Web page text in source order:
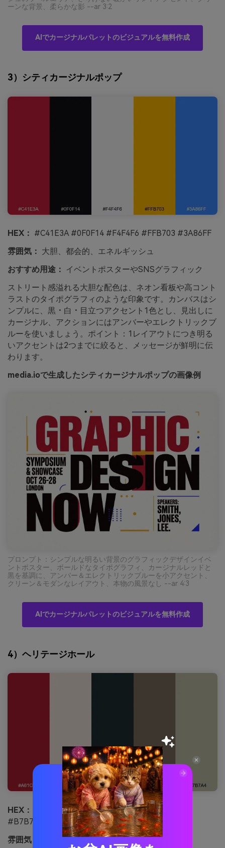
ーンな背景、柔らかな影 --ar 3:2
AIでカージナルパレットのビジュアルを無料作成
3）シティカージナルポップ
HEX： #C41E3A #0F0F14 #F4F4F6 #FFB703 #3A86FF
雰囲気： 大胆、都会的、エネルギッシュ
おすすめ用途：
イベントポスターやSNSグラフィック
ストリート感溢れる大胆な配色は、ネオン看板や高コント
ラストのタイポグラフィのような印象です。カンバスはシ
ンプルに、黒・白・目立つアクセント1色とし、見出しに
カージナル、アクションにはアンバーやエレクトリックブ
ルーを使いましょう。ポイント：1レイアウトにつき明る
いアクセントは2つまでに絞ると、メッセージが鮮明に伝
わります。
media.ioで生成したシティカージナルポップの画像例
プロンプト：シンプルな明るい背景のグラフィックデザインイベ
ントポスター、ボールドなタイポグラフィ、カージナルレッドと
黒を基調に、アンバー＆エレクトリックブルーを小アクセント、
クリーン＆モダンなレイアウト、本物の風景なし --ar 4:3
AIでカージナルパレットのビジュアルを無料作成
4）ヘリテージホール
HEX：
#A61C2D #E7DFD5 #1E2D2F #7A6C5D
#B7B7A4
雰囲気：
学問的、温かい、タイムレス